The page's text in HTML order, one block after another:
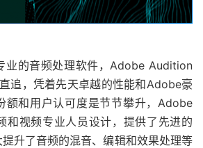
频处理软件，Adobe Audition
追，凭着先天卓越的性能和Adobe豪
额和用户认可度是节节攀升，Adobe
和视频专业人员设计，提供了先进的
升了音频的混音、编辑和效果处理等